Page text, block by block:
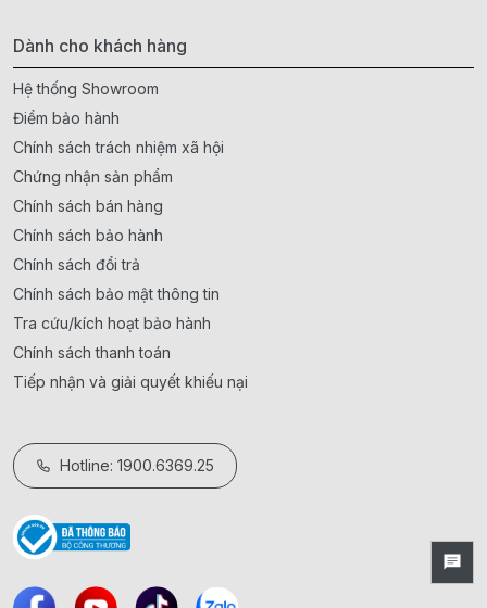
Dành cho khách hàng
Hệ thống Showroom
Điểm bảo hành
Chính sách trách nhiệm xã hội
Chứng nhận sản phẩm
Chính sách bán hàng
Chính sách bảo hành
Chính sách đổi trả
Chính sách bảo mật thông tin
Tra cứu/kích hoạt bảo hành
Chính sách thanh toán
Tiếp nhận và giải quyết khiếu nại
Hotline: 1900.6369.25